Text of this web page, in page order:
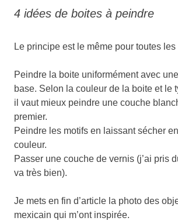
4 idées de boites à peindre
Le principe est le même pour toutes les
Peindre la boite uniformément avec
base. Selon la couleur de la boite et le
il vaut mieux peindre une couche
premier.
Peindre les motifs en laissant sécher
couleur.
Passer une couche de vernis (j’ai pris
va très bien).
Je mets en fin d’article la photo des
mexicain qui m’ont inspirée.